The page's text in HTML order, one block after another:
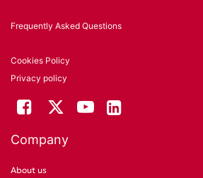
Frequently Asked Questions
Cookies Policy
Privacy policy
Company
About us